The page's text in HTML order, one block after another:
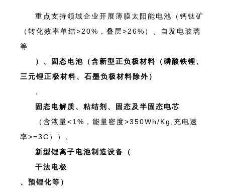
重点支持领域企业开展薄膜太阳能电池（钙钛矿
（转化效率单结>20%，叠层>26%）、自发电玻璃
等
）、固态电池（含新型正负极材料（磷酸铁锂、
三元锂正极材料、石墨负极材料除外）
固态电解质、粘结剂、固态及半固态电芯
（含液量<1%，能量密度>350Wh/Kg,充电速
率>=3C））、
新型锂离子电池制造设备（
干法电极
、预锂化等）